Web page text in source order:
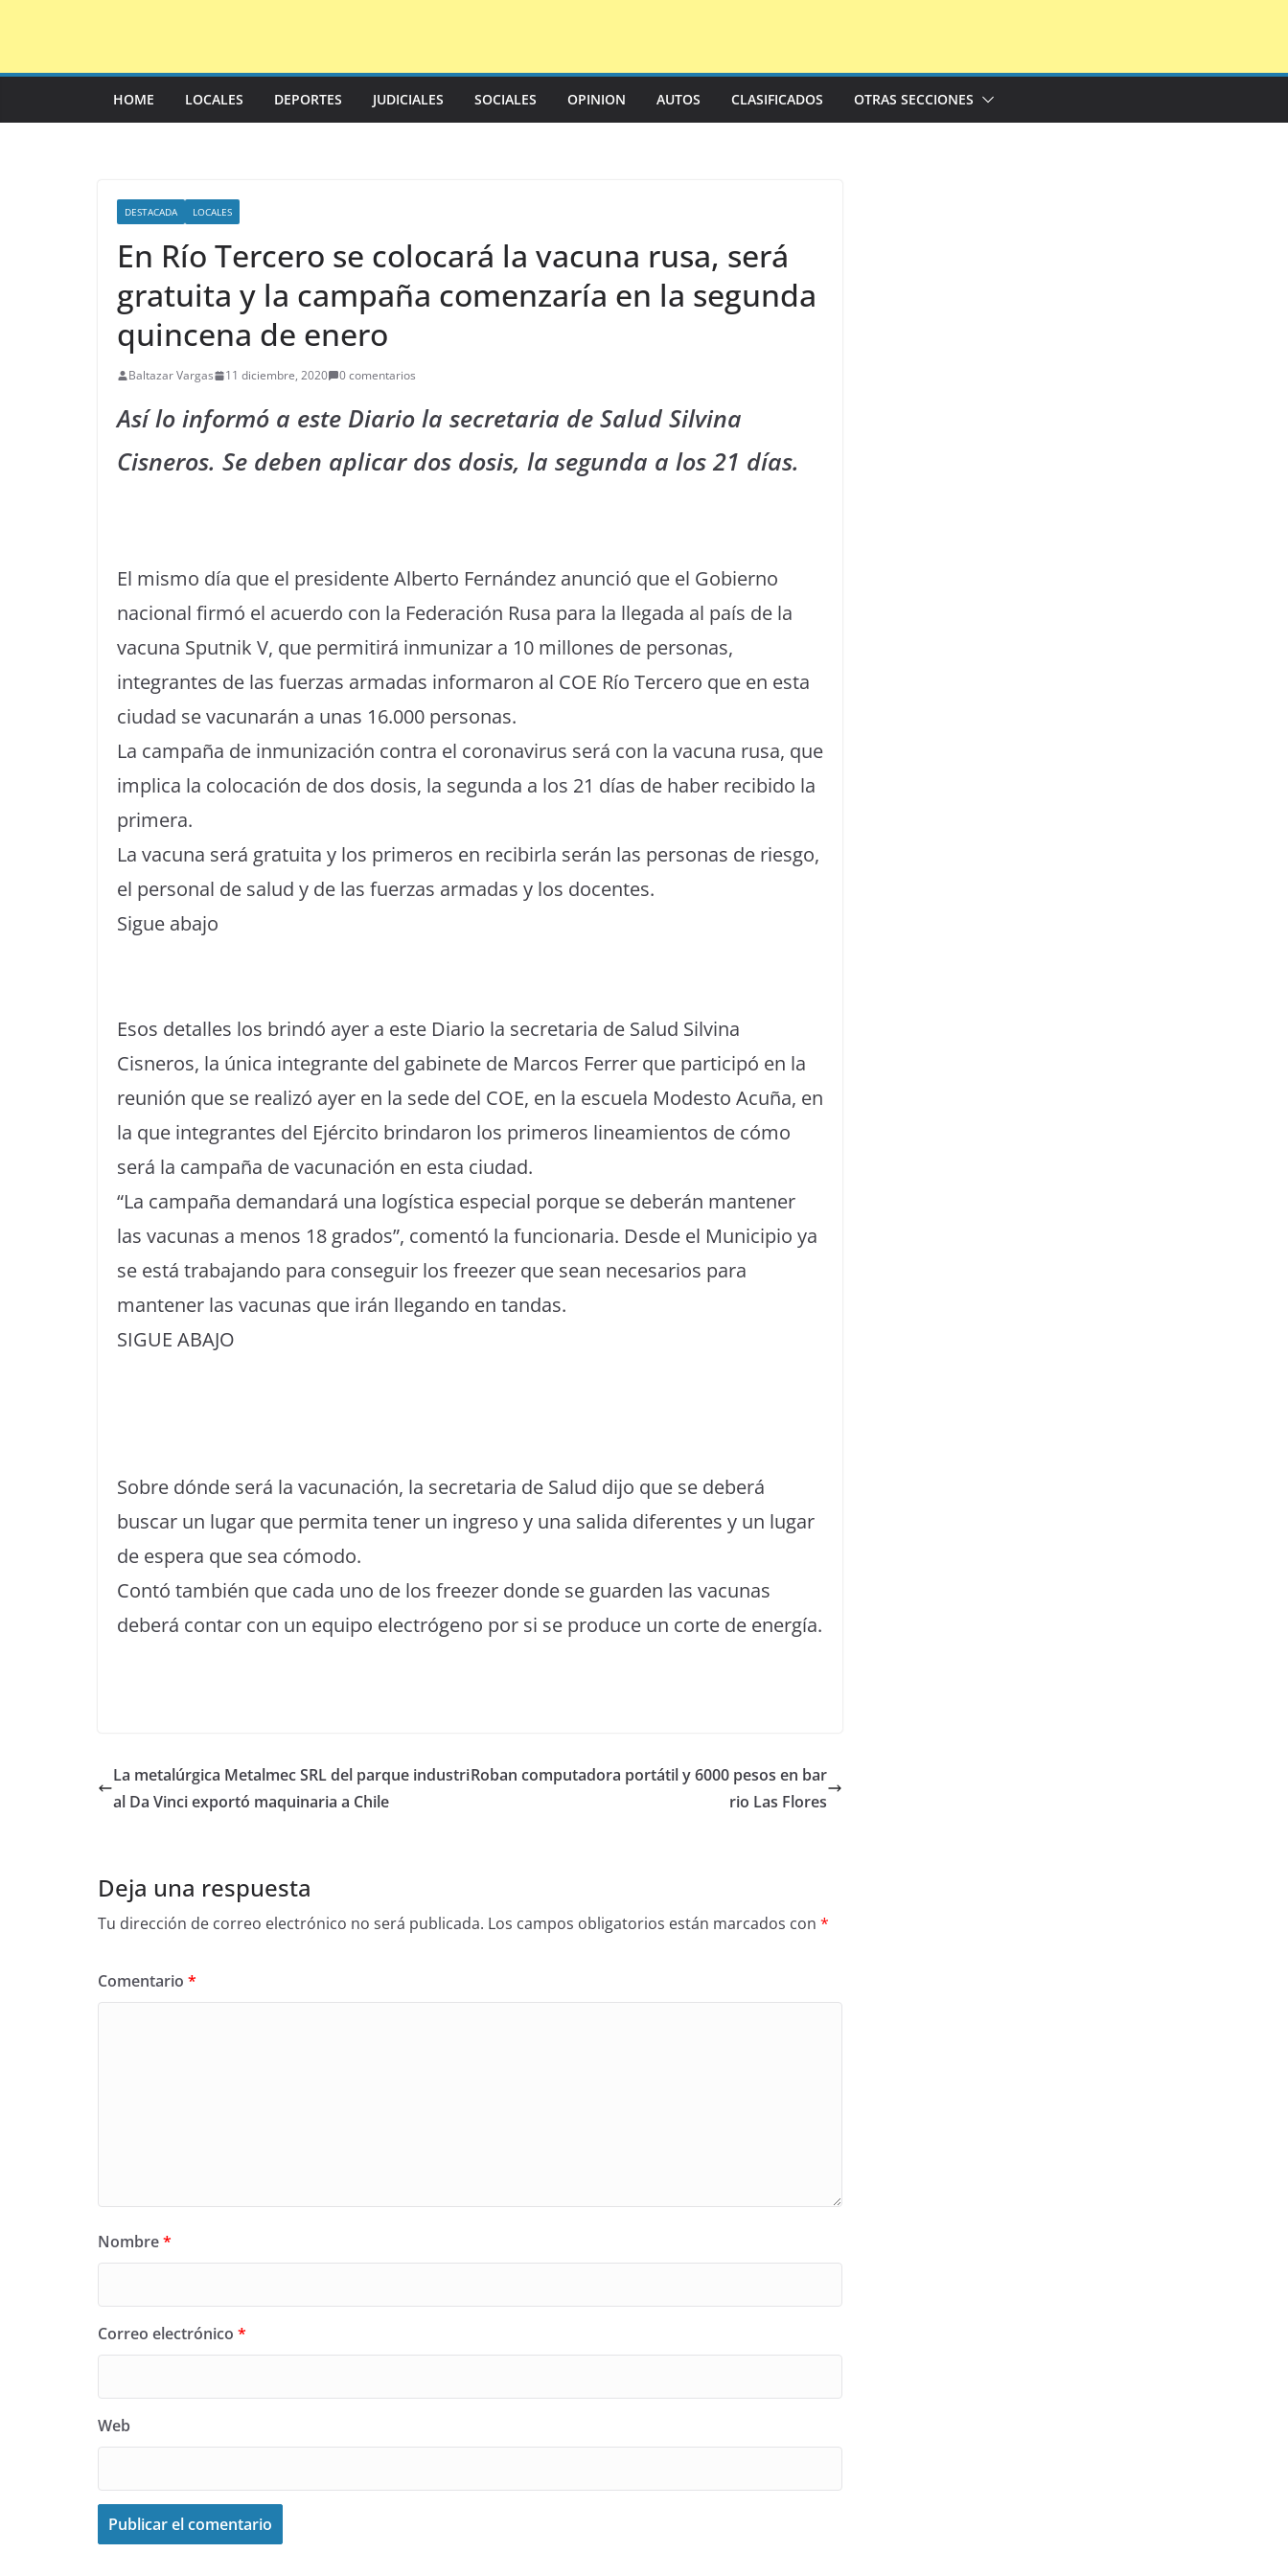
HOME LOCALES DEPORTES JUDICIALES SOCIALES OPINION AUTOS CLASIFICADOS OTRAS SECCIONES
DESTACADA LOCALES
En Río Tercero se colocará la vacuna rusa, será
gratuita y la campaña comenzaría en la segunda
quincena de enero
Baltazar Vargas 11 diciembre, 2020 0 comentarios
Así lo informó a este Diario la secretaria de Salud Silvina
Cisneros. Se deben aplicar dos dosis, la segunda a los 21 días.
El mismo día que el presidente Alberto Fernández anunció que el Gobierno
nacional firmó el acuerdo con la Federación Rusa para la llegada al país de la
vacuna Sputnik V, que permitirá inmunizar a 10 millones de personas,
integrantes de las fuerzas armadas informaron al COE Río Tercero que en esta
ciudad se vacunarán a unas 16.000 personas.
La campaña de inmunización contra el coronavirus será con la vacuna rusa, que
implica la colocación de dos dosis, la segunda a los 21 días de haber recibido la
primera.
La vacuna será gratuita y los primeros en recibirla serán las personas de riesgo,
el personal de salud y de las fuerzas armadas y los docentes.
Sigue abajo
Esos detalles los brindó ayer a este Diario la secretaria de Salud Silvina
Cisneros, la única integrante del gabinete de Marcos Ferrer que participó en la
reunión que se realizó ayer en la sede del COE, en la escuela Modesto Acuña, en
la que integrantes del Ejército brindaron los primeros lineamientos de cómo
será la campaña de vacunación en esta ciudad.
“La campaña demandará una logística especial porque se deberán mantener
las vacunas a menos 18 grados”, comentó la funcionaria. Desde el Municipio ya
se está trabajando para conseguir los freezer que sean necesarios para
mantener las vacunas que irán llegando en tandas.
SIGUE ABAJO
Sobre dónde será la vacunación, la secretaria de Salud dijo que se deberá
buscar un lugar que permita tener un ingreso y una salida diferentes y un lugar
de espera que sea cómodo.
Contó también que cada uno de los freezer donde se guarden las vacunas
deberá contar con un equipo electrógeno por si se produce un corte de energía.
La metalúrgica Metalmec SRL del parque industri
al Da Vinci exportó maquinaria a Chile
Roban computadora portátil y 6000 pesos en bar
rio Las Flores
Deja una respuesta
Tu dirección de correo electrónico no será publicada. Los campos obligatorios están marcados con *
Comentario *
Nombre*
Correo electrónico *
Web